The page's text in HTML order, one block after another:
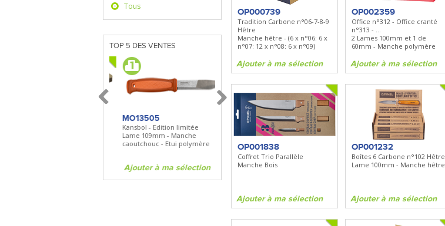
Tous
TOP 5 DES VENTES
MO13505
Kansbol - Edition limitée
Lame 109mm - Manche
caoutchouc - Etui polymère
Ajouter à ma sélection
SBP22
3en1 Pepper Spray + Clip
Clip - 23,7mL
Ajouter à ma sélection
Lame 82mm - Manche Grivory -
Clip réversible
Ajouter à ma sélection
OP000739
Tradition Carbone n°06-7-8-9
Hêtre
Manche hêtre - (6 x n°06: 6 x
n°07: 12 x n°08: 6 x n°09)
Ajouter à ma sélection
OP002359
Office n°312 - Office cranté
n°313 - ...
2 Lames 100mm et 1 de
60mm - Manche polymère
Ajouter à ma sélection
OP001838
Coffret Trio Parallèle
Manche Bois
Ajouter à ma sélection
OP001232
Boîtes 6 Carbone n°102 Hêtre
Lame 100mm - Manche hêtre
Ajouter à ma sélection